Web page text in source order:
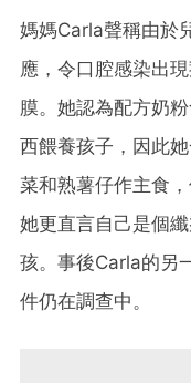
媽媽Carla聲稱由於
應，令口腔感染出
膜。她認為配方奶
西餵養孩子，因此
菜和熟薯仔作主食
她更直言自己是個
孩。事後Carla的另
件仍在調查中。